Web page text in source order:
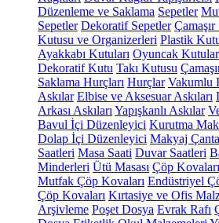
Düzenleme ve Saklama Sepetler
Sepetler Dekoratif Sepetler
Kutusu ve Organizerleri Plastik
Ayakkabı Kutuları Oyuncak
Dekoratif Kutu Takı Kutusu
Saklama Hurçları Hurçlar Vakumlu
Askılar Elbise ve Aksesuar Askıları
Arkası Askıları Yapışkanlı Askılar
Bavul İçi Düzenleyici Kurutma
Dolap İçi Düzenleyici Makyaj
Saatleri Masa Saati Duvar Saatleri
Minderleri Ütü Masası Çöp Kovaları
Mutfak Çöp Kovaları Endüstriyel
Çöp Kovaları Kırtasiye ve Ofis
Arşivleme Poşet Dosya Evrak Rafı